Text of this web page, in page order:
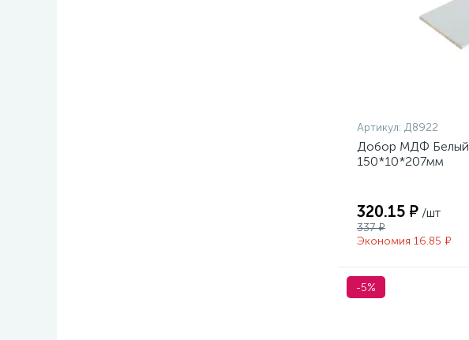
Артикул: Д8922
Добор МДФ Белый
150*10*207мм
320.15 ₽ /шт
337 ₽
Экономия 16.85 ₽
-5%